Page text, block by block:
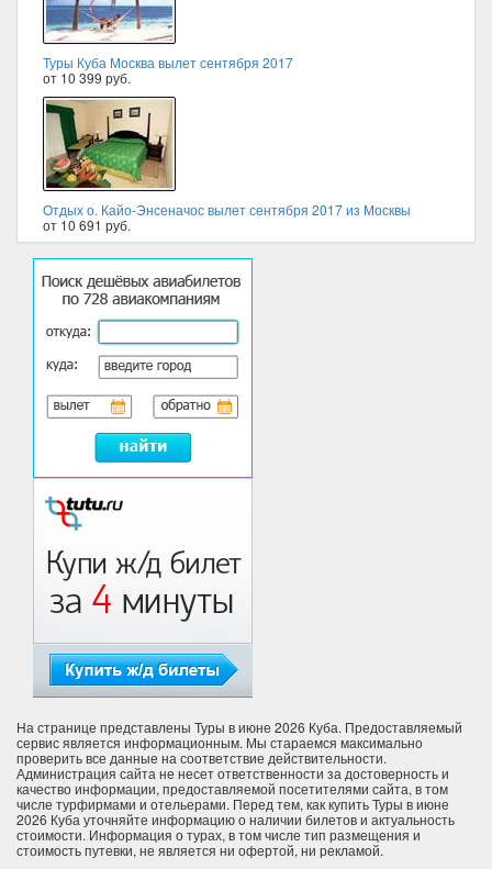
Туры Куба Москва вылет сентября 2017
от 10 399 руб.
Отдых о. Кайо-Энсеначос вылет сентября 2017 из Москвы
от 10 691 руб.
На странице представлены Туры в июне 2026 Куба. Предоставляемый
сервис является информационным. Мы стараемся максимально
проверить все данные на соответствие действительности.
Администрация сайта не несет ответственности за достоверность и
качество информации, предоставляемой посетителями сайта, в том
числе турфирмами и отельерами. Перед тем, как купить Туры в июне
2026 Куба уточняйте информацию о наличии билетов и актуальность
стоимости. Информация о турах, в том числе тип размещения и
стоимость путевки, не является ни офертой, ни рекламой.